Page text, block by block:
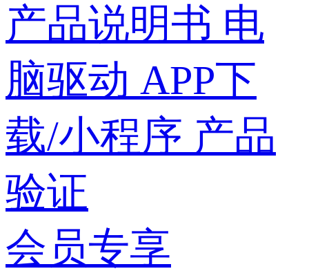
产品说明书 电
脑驱动 APP下
载/小程序 产品
验证
会员专享